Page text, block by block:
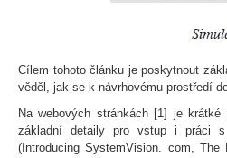
Cílem tohoto článku je poskytnout
věděl, jak se k návrhovému prostředí
Na webových stránkách [1] je
základní detaily pro vstup i práci
(Introducing SystemVision. com,